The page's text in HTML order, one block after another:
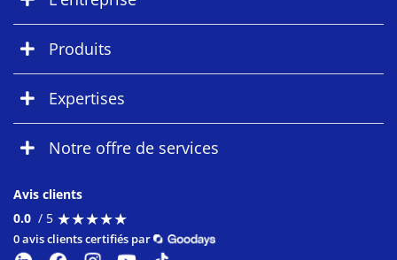
Produits
Expertises
Notre offre de services
Avis clients
0.0 / 5 ★★★★★
★★★★★
0 avis clients certifiés par